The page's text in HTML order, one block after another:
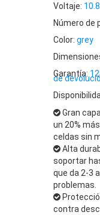
Voltaje:
Número de
Color: grey
Garantía:
de
Gran
un 20%
celdas sin
Alta
soportar
que da 2-3
problemas.
contra